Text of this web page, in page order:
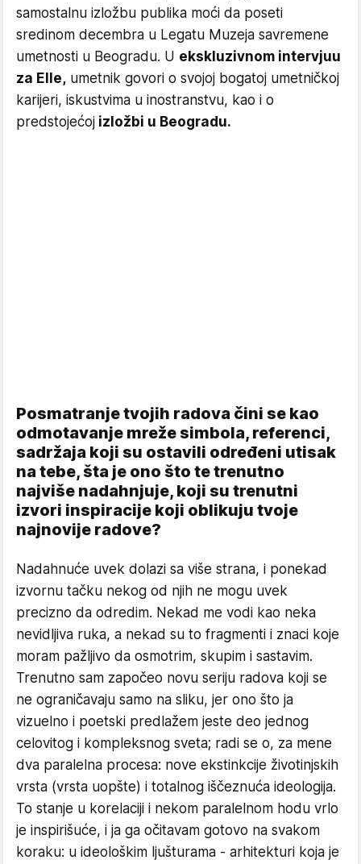
samostalnu izložbu publika moći da poseti
sredinom decembra u Legatu Muzeja savremene
umetnosti u Beogradu. U ekskluzivnom intervjuu
za Elle, umetnik govori o svojoj bogatoj umetničkoj
karijeri, iskustvima u inostranstvu, kao i o
predstojećoj izložbi u Beogradu.
Posmatranje tvojih radova čini se kao
odmotavanje mreže simbola, referenci,
sadržaja koji su ostavili određeni utisak
na tebe, šta je ono što te trenutno
najviše nadahnjuje, koji su trenutni
izvori inspiracije koji oblikuju tvoje
najnovije radove?
Nadahnuće uvek dolazi sa više strana, i ponekad
izvornu tačku nekog od njih ne mogu uvek
precizno da odredim. Nekad me vodi kao neka
nevidljiva ruka, a nekad su to fragmenti i znaci koje
moram pažljivo da osmotrim, skupim i sastavim.
Trenutno sam započeo novu seriju radova koji se
ne ograničavaju samo na sliku, jer ono što ja
vizuelno i poetski predlažem jeste deo jednog
celovitog i kompleksnog sveta; radi se o, za mene
dva paralelna procesa: nove ekstinkcije životinjskih
vrsta (vrsta uopšte) i totalnog iščeznuća ideologija.
To stanje u korelaciji i nekom paralelnom hodu vrlo
je inspirišuće, i ja ga očitavam gotovo na svakom
koraku: u ideološkim ljušturama - arhitekturi koja je